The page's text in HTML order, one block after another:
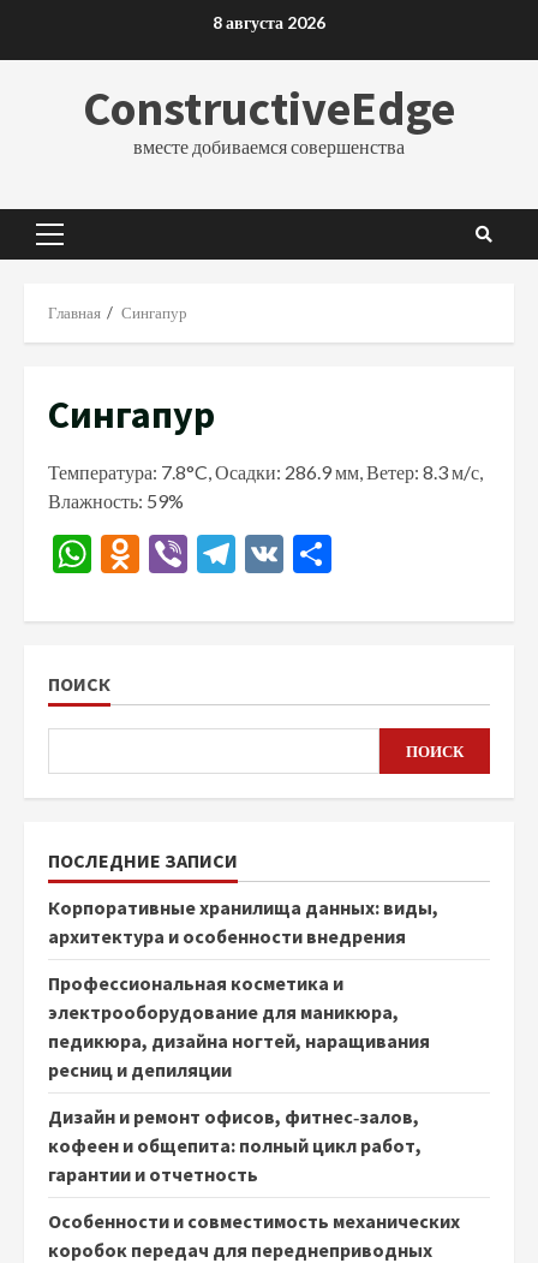
8 августа 2026
ConstructiveEdge
вместе добиваемся совершенства
Основное
Главная Сингапур
Сингапур
Температура: 7.8°C, Осадки: 286.9 мм, Ветер: 8.3 м/с,
Влажность: 59%
WhatsApp
Odnoklassniki
ViberTelegram
VK
ПОИСК
ПОИСК
ПОСЛЕДНИЕ ЗАПИСИ
Корпоративные хранилища данных: виды,
архитектура и особенности внедрения
Профессиональная косметика и
электрооборудование для маникюра,
педикюра, дизайна ногтей, наращивания
ресниц и депиляции
Дизайн и ремонт офисов, фитнес‑залов,
кофеен и общепита: полный цикл работ,
гарантии и отчетность
Особенности и совместимость механических
коробок передач для переднеприводных